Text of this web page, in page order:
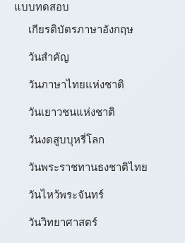
แบบทดสอบ
เกียรติบัตรภาษาอังกฤษ
วันสำคัญ
วันภาษาไทยแห่งชาติ
วันเยาวชนแห่งชาติ
วันงดสูบบุหรี่โลก
วันพระราชทานธงชาติไทย
วันไหว้พระจันทร์​
วันวิทยาศาสตร์